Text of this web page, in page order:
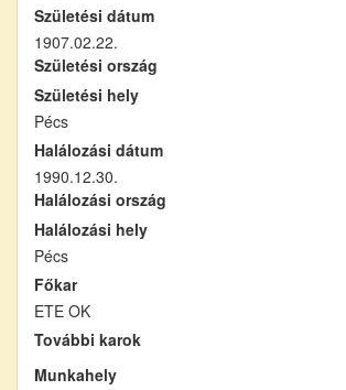
Születési dátum
1907.02.22.
Születési ország
Születési hely
Pécs
Halálozási dátum
1990.12.30.
Halálozási ország
Halálozási hely
Pécs
Főkar
ETE OK
További karok
Munkahely